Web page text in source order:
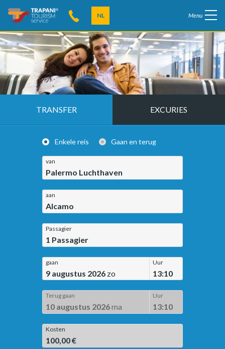
NL Menu
TRANSFER EXCURIES
Enkele reis Gaan en terug
van
Palermo Luchthaven
aan
Alcamo
Passagier
1 Passagier
gaan
9 augustus 2026 zo
Uur
13:10
Terug gaan
10 augustus 2026ma
Uur
13:10
Kosten
100,00 €